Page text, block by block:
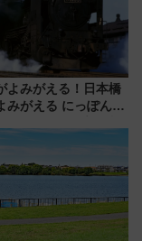
よみがえる！日本橋
みがえる にっぽんの
真も、駅弁フェスも